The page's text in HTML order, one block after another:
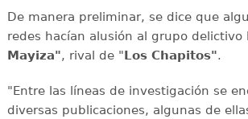
De manera preliminar, se dice que
redes hacían alusión al grupo delictivo
Mayiza", rival de "Los Chapitos".
"Entre las líneas de investigación se
diversas publicaciones, algunas de